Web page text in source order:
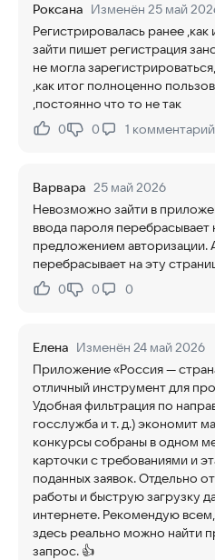
Роксана Изменён 25 май
Регистрировалась ранее ,как
зайти пишет регистрация
не могла
,как итог полноценно
,постоянно что то не так
Нравится:
0Не нравится:
0 1 комментарий
Варвара 25 май 2026
Невозможно зайти в
ввода пароля перебрасывает
предложением авторизации.
перебрасывает на эту
Нравится:
0Не нравится:
0 0
Елена Изменён 24 май 2026
Приложение «Россия —
отличный инструмент для
Удобная фильтрация по
госслужба и т. д.) экономит
конкурсы собраны в одном
карточки с требованиями и
поданных заявок. Отдельно
работы и быструю загрузку
интернете. Рекомендую всем,
здесь реально можно найти
запрос. 👍